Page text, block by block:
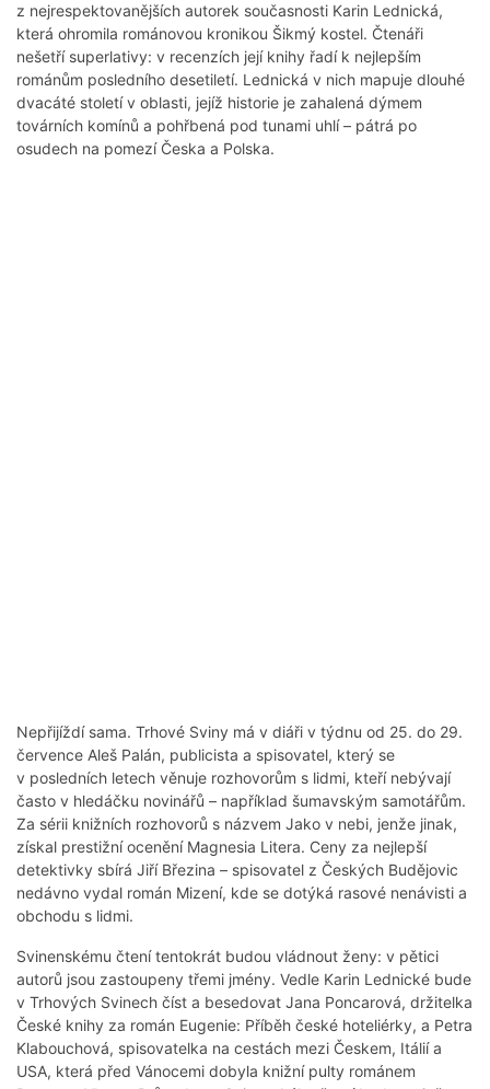
z nejrespektovanějších autorek současnosti Karin Lednická,
která ohromila románovou kronikou Šikmý kostel. Čtenáři
nešetří superlativy: v recenzích její knihy řadí k nejlepším
románům posledního desetiletí. Lednická v nich mapuje dlouhé
dvacáté století v oblasti, jejíž historie je zahalená dýmem
továrních komínů a pohřbená pod tunami uhlí – pátrá po
osudech na pomezí Česka a Polska.
Nepřijíždí sama. Trhové Sviny má v diáři v týdnu od 25. do 29.
července Aleš Palán, publicista a spisovatel, který se
v posledních letech věnuje rozhovorům s lidmi, kteří nebývají
často v hledáčku novinářů – například šumavským samotářům.
Za sérii knižních rozhovorů s názvem Jako v nebi, jenže jinak,
získal prestižní ocenění Magnesia Litera. Ceny za nejlepší
detektivky sbírá Jiří Březina – spisovatel z Českých Budějovic
nedávno vydal román Mizení, kde se dotýká rasové nenávisti a
obchodu s lidmi.
Svinenskému čtení tentokrát budou vládnout ženy: v pětici
autorů jsou zastoupeny třemi jmény. Vedle Karin Lednické bude
v Trhových Svinech číst a besedovat Jana Poncarová, držitelka
České knihy za román Eugenie: Příběh české hoteliérky, a Petra
Klabouchová, spisovatelka na cestách mezi Českem, Itálií a
USA, která před Vánocemi dobyla knižní pulty románem